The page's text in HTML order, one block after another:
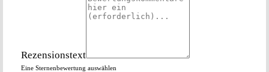
Rezensionstext
Eine Sternenbewertung auswählen